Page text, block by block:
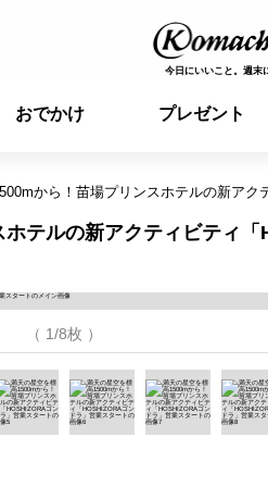
今日にいいこと。週末
おでかけ プレゼント
から！苗場プリンスホテルの新アク
テルの新アクティビティ
（ 1/8枚 ）